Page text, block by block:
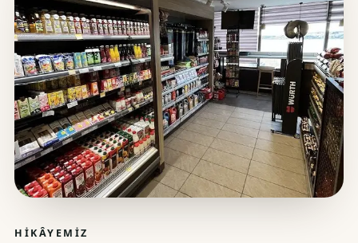
HIKÂYEMIZ